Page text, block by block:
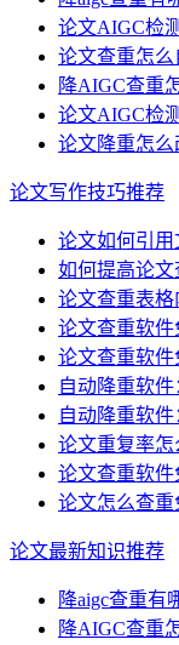
论文AIGC检
论文查重怎
降AIGC查重
论文AIGC检
论文降重怎么
论文写作技巧推荐
论文如何引
如何提高论文
论文查重表格
论文查重软
论文查重软
自动降重软
自动降重软
论文重复率
论文查重软
论文怎么查
论文最新知识推荐
降aigc查重有
降AIGC查重